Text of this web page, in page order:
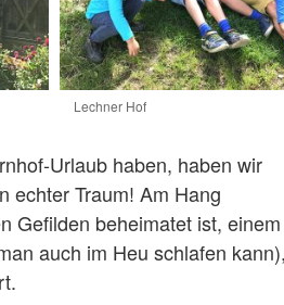
Lechner Hof
Urlaub haben, haben wir
echter Traum! Am Hang
Gefilden beheimatet ist, einem
auch im Heu schlafen kann),